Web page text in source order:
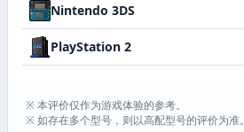
Nintendo 3DS
PlayStation 2
※ 本评价仅作为游戏体验的参考。
※ 如存在多个型号，则以高配型号的评价为准。